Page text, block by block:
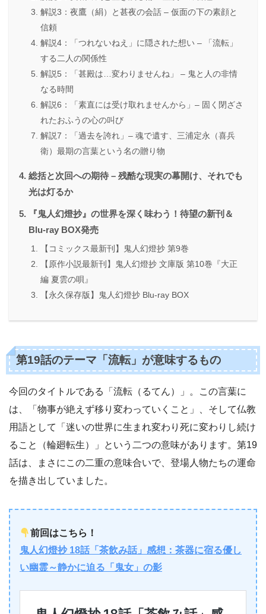
解説3：夜鷹（絹）と甚夜の会話 – 仮面の下の素顔と
信頼
解説4：「つれないねえ」に隠された想い – 「流転」
する二人の関係性
解説5：「甚殿は…変わりませんね」 – 鬼と人の非情
なる時間
解説6：「素直には受け取れませんから」– 固く閉ざさ
れたおふうの心の叫び
解説7：「過去を誇れ」– 魂で遺す、三浦定永（喜兵
衛）最期の言葉という名の贈り物
総括と次回への期待 – 残酷な現実の幕開け、それでも
光は灯るか
『鬼人幻燈抄』の世界を深く味わう！待望の新刊＆
Blu-ray BOX発売
【コミックス最新刊】鬼人幻燈抄 第9巻
【原作小説最新刊】鬼人幻燈抄 文庫版 第10巻『大正
編 夏雲の唄』
【永久保存版】鬼人幻燈抄 Blu-ray BOX
第19話のテーマ「流転」が意味するもの
今回のタイトルである「流転（るてん）」。この言葉に
は、「物事が絶えず移り変わっていくこと」、そして仏教
用語として「迷いの世界に生まれ変わり死に変わりし続け
ること（輪廻転生）」という二つの意味があります。第19
話は、まさにこの二重の意味合いで、登場人物たちの運命
を描き出していました。
前回はこちら！
鬼人幻燈抄 18話「茶飲み話」感想：茶器に宿る優し
い幽霊～静かに迫る「鬼女」の影